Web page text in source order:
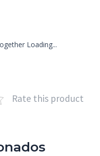
Loading...
Rate this product